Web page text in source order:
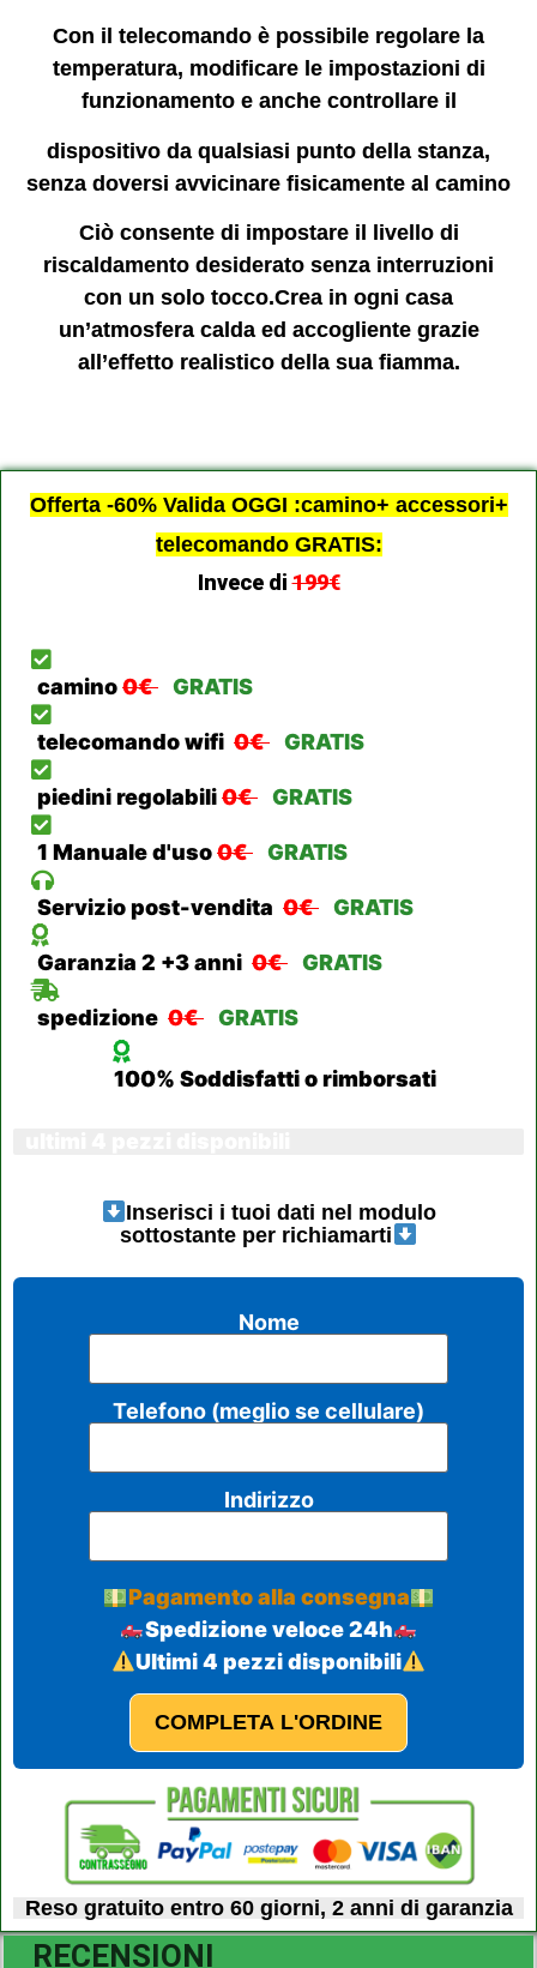
Con il telecomando è possibile regolare la
temperatura, modificare le impostazioni di
funzionamento e anche controllare il
dispositivo da qualsiasi punto della stanza,
senza doversi avvicinare fisicamente al camino
Ciò consente di impostare il livello di
riscaldamento desiderato senza interruzioni
con un solo tocco.Crea in ogni casa
un’atmosfera caldaed accogliente grazie
all’effetto realistico della sua fiamma.
Offerta -60% Valida OGGI :camino+ accessori+
telecomando GRATIS:
Invece di199€
camino0€ GRATIS
telecomando wifi 0€ GRATIS
piedini regolabili0€ GRATIS
1 Manuale d'uso0€ GRATIS
Servizio post-vendita 0€ GRATIS
Garanzia 2 +3 anni 0€ GRATIS
spedizione 0€ GRATIS
100% Soddisfatti o rimborsati
Inserisci i tuoi dati nel modulo
sottostante per richiamarti
Nome
Telefono (meglio se cellulare)
Indirizzo
Pagamento alla consegna
Spedizione veloce 24h
Ultimi 4 pezzi disponibili
COMPLETA L'ORDINE
Reso gratuito entro 60 giorni, 2 anni di garanzia
RECENSIONI